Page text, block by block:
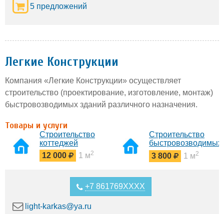
5 предложений
Легкие Конструкции
Компания «Легкие Конструкции» осуществляет
строительство (проектирование, изготовление, монтаж)
быстровозводимых зданий различного назначения.
Товары и услуги
Строительство
коттеджей
12 000
1 м2
Строительство
быстровозводимых
ангаров
3 800 1 м2
+7 861769XXXX
light-karkas@ya.ru